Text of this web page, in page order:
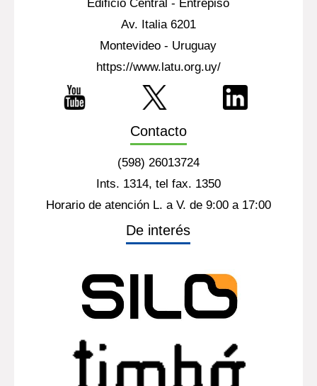
Edificio Central - Entrepiso
Av. Italia 6201
Montevideo - Uruguay
https://www.latu.org.uy/
Contacto
(598) 26013724
Ints. 1314, tel fax. 1350
Horario de atención L. a V. de 9:00 a 17:00
De interés